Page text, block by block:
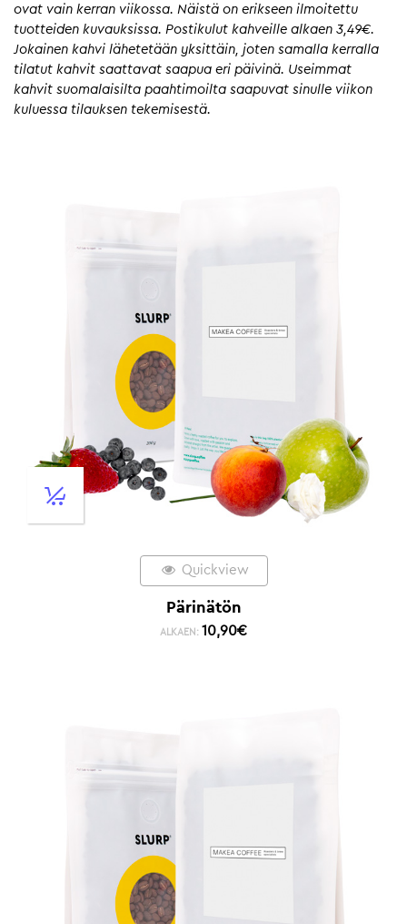
ovat vain kerran viikossa. Näistä on erikseen ilmoitettu
tuotteiden kuvauksissa. Postikulut kahveille alkaen 3,49€.
Jokainen kahvi lähetetään yksittäin, joten samalla kerralla
tilatut kahvit saattavat saapua eri päivinä. Useimmat
kahvit suomalaisilta paahtimoilta saapuvat sinulle viikon
kuluessa tilauksen tekemisestä.
Quickview
Pärinätön
ALKAEN: 10,90€